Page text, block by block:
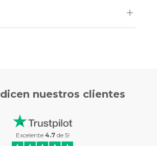
dicen nuestros clientes
Excelente 4.7 de 5!